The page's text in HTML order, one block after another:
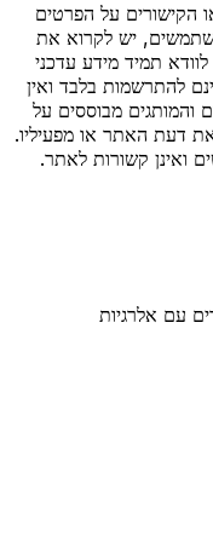
הקישורים על הפרטים
יש לקרוא את
תמיד מידע עדכני
להתרשמות בלבד ואין
והמותגים מבוססים על
דעת האתר או מפעיליו.
ואינן קשורות לאתר.
עם אלרגיות